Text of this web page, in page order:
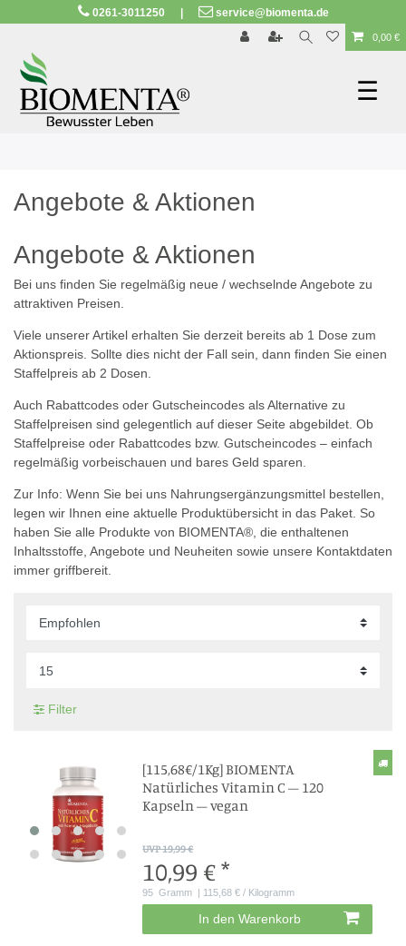
.org 23.570 Bewertungen SEHR GUT Hinweise
0261-3011250 | service@biomenta.de
0,00 €
☰
Angebote & Aktionen
Angebote & Aktionen
Bei uns finden Sie regelmäßig neue / wechselnde Angebote zu
attraktiven Preisen.
Viele unserer Artikel erhalten Sie derzeit bereits ab 1 Dose zum
Aktionspreis. Sollte dies nicht der Fall sein, dann finden Sie einen
Staffelpreis ab 2 Dosen.
Auch Rabattcodes oder Gutscheincodes als Alternative zu
Staffelpreisen sind gelegentlich auf dieser Seite abgebildet. Ob
Staffelpreise oder Rabattcodes bzw. Gutscheincodes – einfach
regelmäßig vorbeischauen und bares Geld sparen.
Zur Info: Wenn Sie bei uns Nahrungsergänzungsmittel bestellen,
legen wir Ihnen eine aktuelle Produktübersicht in das Paket. So
haben Sie alle Produkte von BIOMENTA®, die enthaltenen
Inhaltsstoffe, Angebote und Neuheiten sowie unsere Kontaktdaten
immer griffbereit.
Filter
[115,68€/1Kg] BIOMENTA
Natürliches Vitamin C – 120
Kapseln – vegan
UVP 19,99 €
10,99 € *
95 Gramm | 115,68 € / Kilogramm
In den Warenkorb